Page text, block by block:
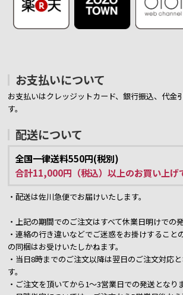
お支払いについて
お支払いはクレッジットカード、銀行振込、代金
す。
配送について
全国一律送料550円(税別)
合計11,000円（税込）以上のお買い上げ
・配送は佐川急便でお届けいたします。
・上記の期間でのご注文はすべて休業日明けでの
・連絡の行き違いなどでご迷惑をお掛けすること
の同梱はお受けいたしかねます。
・当日8時までのご注文以降は翌日のご注文対応
す。
・ご注文を頂いてから1～3営業日での発送となりま